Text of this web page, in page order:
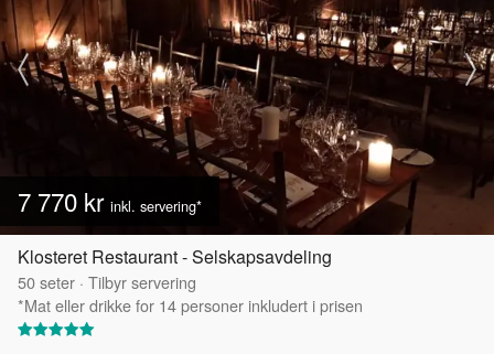
7 770 kr inkl. servering*
Klosteret Restaurant - Selskapsavdeling
50seter · Tilbyr servering
*Mat eller drikke for 14 personer inkludert i prisen